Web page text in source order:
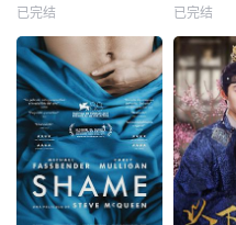
已完结 已完结